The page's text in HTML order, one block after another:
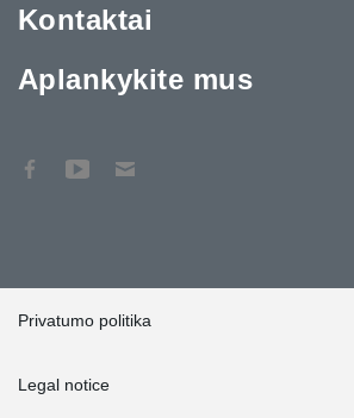
Kontaktai
Aplankykite mus
Privatumo politika
Legal notice